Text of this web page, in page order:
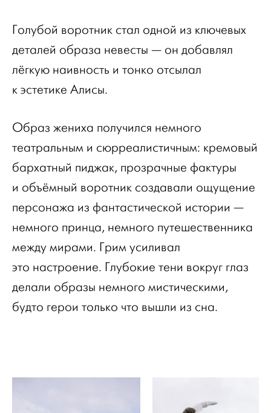
Голубой воротник стал одной из ключевых
деталей образа невесты — он добавлял
лёгкую наивность и тонко отсылал
к эстетике Алисы.
Образ жениха получился немного
театральным и сюрреалистичным: кремовый
бархатный пиджак, прозрачные фактуры
и объёмный воротник создавали ощущение
персонажа из фантастической истории —
немного принца, немного путешественника
между мирами. Грим усиливал
это настроение. Глубокие тени вокруг глаз
делали образы немного мистическими,
будто герои только что вышли из сна.